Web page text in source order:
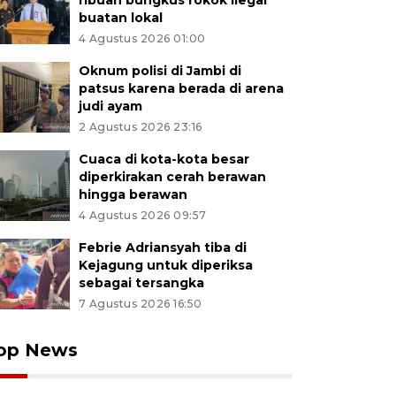
buatan lokal
4 Agustus 2026 01:00
Oknum polisi di Jambi di
patsus karena berada di arena
judi ayam
2 Agustus 2026 23:16
Cuaca di kota-kota besar
diperkirakan cerah berawan
hingga berawan
4 Agustus 2026 09:57
Febrie Adriansyah tiba di
Kejagung untuk diperiksa
sebagai tersangka
7 Agustus 2026 16:50
News